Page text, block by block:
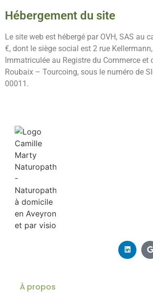
Hébergement du site
Le site web est hébergé par OVH, SAS au
€, dont le siège social est 2 rue
Immatriculée au Registre du Commerce et
Roubaix – Tourcoing, sous le numéro de
00011.
À propos